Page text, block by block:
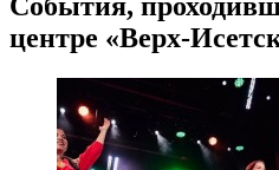
центре «Верх-